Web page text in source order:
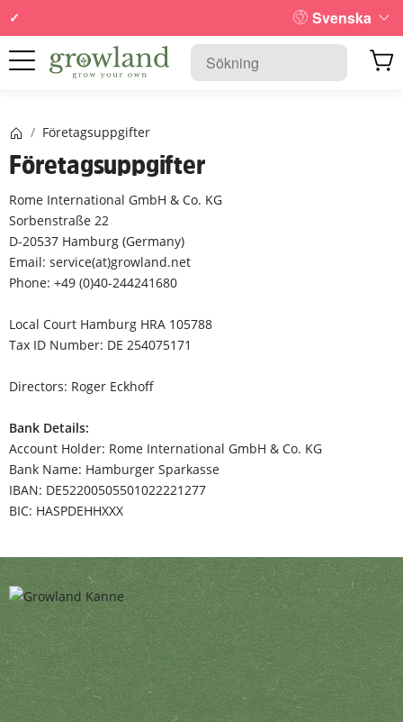
Svenska
Startsida
/ Företagsuppgifter
Företagsuppgifter
Rome International GmbH & Co. KG
Sorbenstraße 22
D-20537 Hamburg (Germany)
Email: service(at)growland.net
Phone: +49 (0)40-244241680
Local Court Hamburg HRA 105788
Tax ID Number: DE 254075171
Directors: Roger Eckhoff
Bank Details:
Account Holder: Rome International GmbH & Co. KG
Bank Name: Hamburger Sparkasse
IBAN: DE52200505501022221277
BIC: HASPDEHHXXX